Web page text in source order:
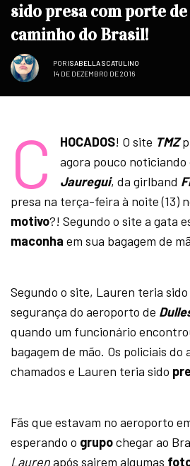
sido presa com porte
caminho do Brasil!
POR ISABELLA SCATULINO
14 DE DEZEMBRO DE 2016
C HOCADOS! O site TMZ
agora pouco noticiando
Jauregui, da girlband
presa na terça-feira à noite (13)
motivo?! Segundo o site a gata
maconha em sua bagagem de
Segundo o site, Lauren teria
segurança do aeroporto de
quando um funcionário
bagagem de mão. Os policiais
chamados e Lauren teria sido
Fãs que estavam no aeroporto
esperando o grupochegar ao
Laurenapós sairem algumas